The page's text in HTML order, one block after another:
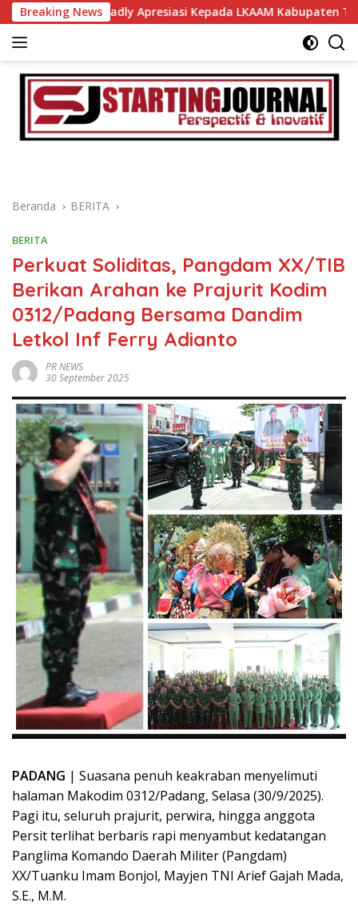
Langsung
ke
konten
Breaking News
Fadly Apresiasi Kepada LKAAM Kabupaten Tanah Datr
Beranda BERITA
BERITA
Perkuat Soliditas, Pangdam XX/TIB
Berikan Arahan ke Prajurit Kodim
0312/Padang Bersama Dandim
Letkol Inf Ferry Adianto
PR NEWS
30 September 2025
PADANG | Suasana penuh keakraban menyelimuti
halaman Makodim 0312/Padang, Selasa (30/9/2025).
Pagi itu, seluruh prajurit, perwira, hingga anggota
Persit terlihat berbaris rapi menyambut kedatangan
Panglima Komando Daerah Militer (Pangdam)
XX/Tuanku Imam Bonjol, Mayjen TNI Arief Gajah Mada,
S.E., M.M.